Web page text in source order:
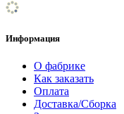
Информация
О фабрике
Как заказать
Оплата
Доставка/Сборка